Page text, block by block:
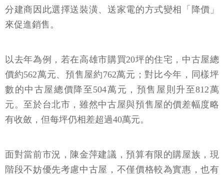
分建商因此選擇送裝潢、送家電的方式變相「降價」
來促進銷售。
以去年為例，若在高雄市購買20坪的住宅，中古屋總
價約562萬元、預售屋約762萬元；對比今年，同樣坪
數的中古屋總價降至504萬元，預售屋則升至812萬
元。至於台北市，雖然中古屋與預售屋的價差幅度略
有收斂，但每坪仍相差超過40萬元。
面對當前市況，陳金萍建議，預算有限的購屋族，現
階段不妨優先考慮中古屋，不僅價格較為實惠，也有